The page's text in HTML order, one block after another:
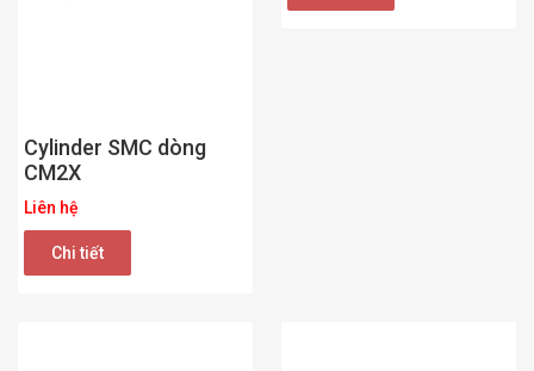
Cylinder SMC dòng
CM2X
Liên hệ
Chi tiết